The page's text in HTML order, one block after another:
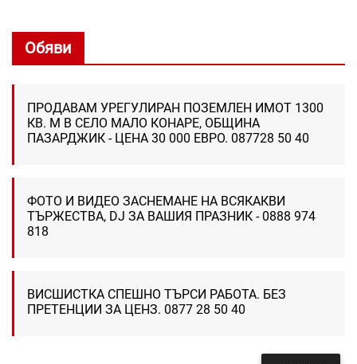
Обяви
ПРОДАВАМ УРЕГУЛИРАН ПОЗЕМЛЕН ИМОТ 1300
КВ. М В СЕЛО МАЛО КОНАРЕ, ОБЩИНА
ПАЗАРДЖИК - ЦЕНА 30 000 ЕВРО. 087728 50 40
ФОТО И ВИДЕО ЗАСНЕМАНЕ НА ВСЯКАКВИ
ТЪРЖЕСТВА, DJ ЗА ВАШИЯ ПРАЗНИК - 0888 974
818
ВИСШИСТКА СПЕШНО ТЪРСИ РАБОТА. БЕЗ
ПРЕТЕНЦИИ ЗА ЦЕНЗ. 0877 28 50 40